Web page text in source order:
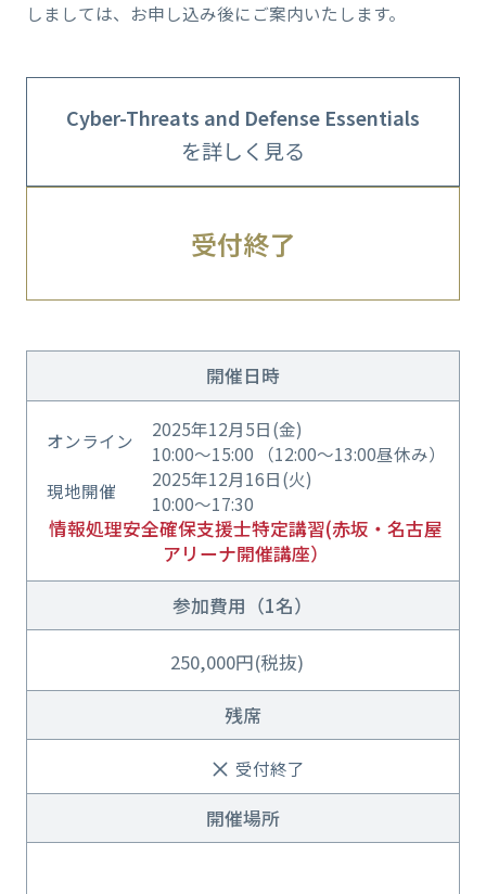
しましては、お申し込み後にご案内いたします。
Cyber-Threats and Defense Essentials
を詳しく見る
受付終了
開催日時
オンライン
2025年12月5日(金)
10:00～15:00 （12:00～13:00昼休み）
現地開催
2025年12月16日(火)
10:00～17:30
情報処理安全確保支援士特定講習(赤坂・名古屋
アリーナ開催講座）
参加費用（1名）
250,000円(税抜)
残席
受付終了
開催場所